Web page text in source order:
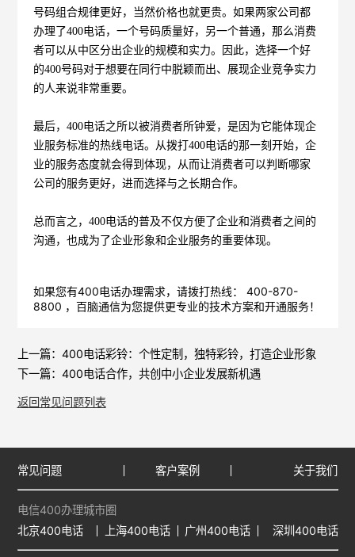
号码组合规律更好，当然价格也就更贵。如果两家公司都
办理了400电话，一个号码质量好，另一个普通，那么消费
者可以从中区分出企业的规模和实力。因此，选择一个好
的400号码对于想要在同行中脱颖而出、展现企业竞争实力
的人来说非常重要。
最后，400电话之所以被消费者所钟爱，是因为它能体现企
业服务标准的热线电话。从拨打400电话的那一刻开始，企
业的服务态度就会得到体现，从而让消费者可以判断哪家
公司的服务更好，进而选择与之长期合作。
总而言之，400电话的普及不仅方便了企业和消费者之间的
沟通，也成为了企业形象和企业服务的重要体现。
如果您有400电话办理需求，请拨打热线： 400-870-
8800 ，百脑通信为您提供更专业的技术方案和开通服务！
上一篇： 400电话彩铃：个性定制，独特彩铃，打造企业形象
下一篇： 400电话合作，共创中小企业发展新机遇
返回常见问题列表
常见问题 客户案例 关于我们
电信400办理城市圈
北京400电话
上海400电话 广州400电话 深圳400电话